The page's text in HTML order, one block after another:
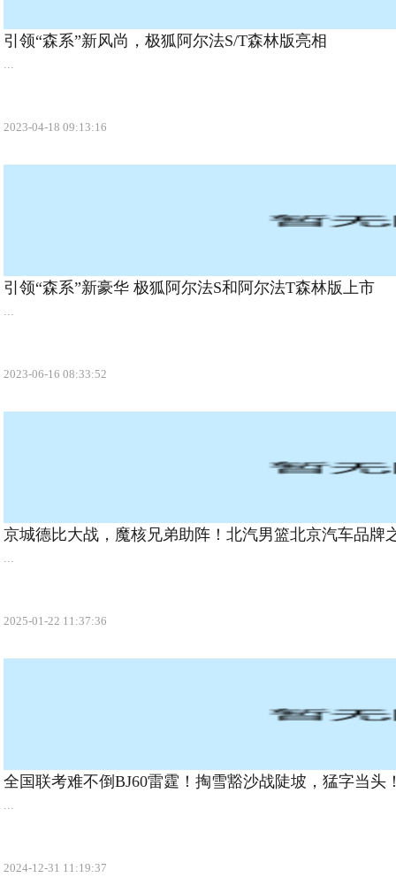
引领“森系”新风尚，极狐阿尔法S/T森林版亮相
...
2023-04-18 09:13:16
引领“森系”新豪华 极狐阿尔法S和阿尔法T森林版上市
...
2023-06-16 08:33:52
京城德比大战，魔核兄弟助阵！北汽男篮北京汽车品牌
...
2025-01-22 11:37:36
全国联考难不倒BJ60雷霆！掏雪豁沙战陡坡，猛字当头
...
2024-12-31 11:19:37